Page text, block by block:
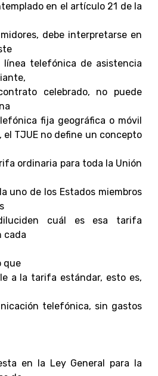
en el artículo 21 de la
debe interpretarse en
telefónica de asistencia
celebrado, no puede
fija geográfica o móvil
TJUE no define un concepto
ordinaria para toda la Unión
uno de los Estados miembros
cuál es esa tarifa
cada
que
a la tarifa estándar, esto es,
telefónica, sin gastos
en la Ley General para la